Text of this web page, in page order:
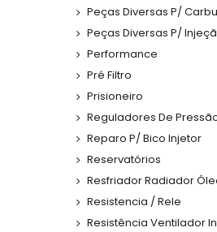
Peças Diversas P/
Peças Diversas P/
Performance
Pré Filtro
Prisioneiro
Reguladores De
Reparo P/ Bico Injetor
Reservatórios
Resfriador Radiador
Resistencia / Rele
Resistência Ventilador